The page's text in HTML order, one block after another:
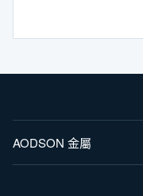
AODSON 金屬